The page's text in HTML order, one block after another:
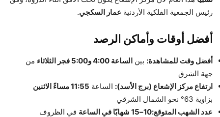
رئيس الجمعية الفلكية الأردنية عمار السكجي.
أفضل أوقات وأماكن الرصد
أفضل وقت للمشاهدة: بين الساعة 4:00 و5:00 فجر الثلاثاء
من
جهة الشرق
ارتفاع مركز الإشعاع (برج الأسد): الساعة 11:55 مساءً الاثنين
بزاوية 63° نحو الشمال الشرقي
عدد الشهب المتوقع:10–15 شهابًا في الساعة
في الظروف